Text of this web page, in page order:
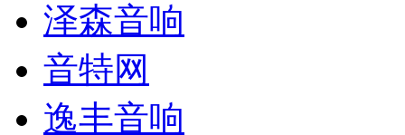
泽森音响
音特网
逸丰音响